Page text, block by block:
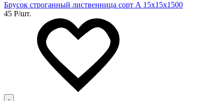
Брусок строганный лиственница сорт А 15х15х1500
45 Р/шт.
-